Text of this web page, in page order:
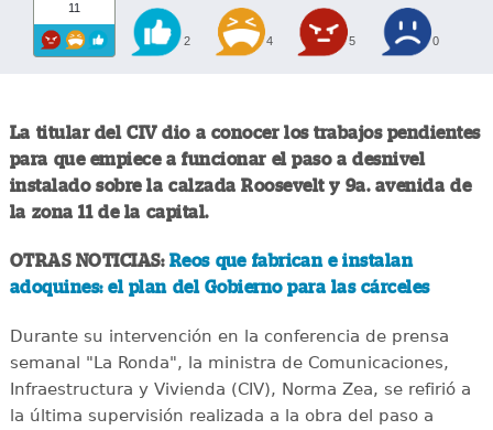
11
2 4 5 0
La titular del CIV dio a conocer los trabajos pendientes
para que empiece a funcionar el paso a desnivel
instalado sobre la calzada Roosevelt y 9a. avenida de
la zona 11 de la capital.
OTRAS NOTICIAS: Reos que fabrican e instalan
adoquines: el plan del Gobierno para las cárceles
Durante su intervención en la conferencia de prensa
semanal "La Ronda", la ministra de Comunicaciones,
Infraestructura y Vivienda (CIV), Norma Zea, se refirió a
la última supervisión realizada a la obra del paso a